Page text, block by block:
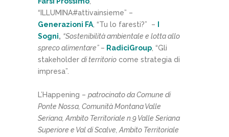
“ILLUMINA#attivainsieme” –
Generazioni FA , “Tu lo faresti?” –
Sogni, “Sostenibilità ambientale e lotta allo
spreco alimentare”– RadiciGroup , “Gli
stakeholder di territorio come strategia di
impresa”.
L’Happening – patrocinato da Comune di
Ponte Nossa, Comunità Montana Valle
Seriana, Ambito Territoriale n.9 Valle Seriana
Superiore e Val di Scalve, Ambito Territoriale